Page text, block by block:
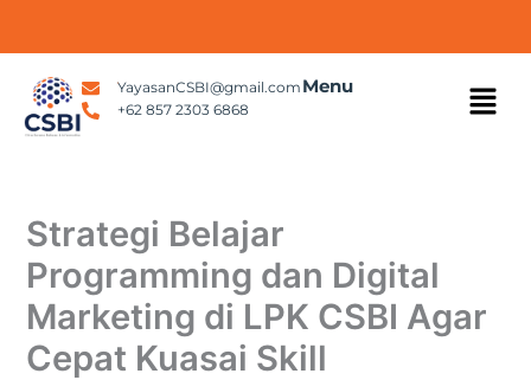
YayasanCSBI@gmail.com
+62 857 2303 6868
Menu Menu
Strategi Belajar
Programming dan Digital
Marketing di LPK CSBI Agar
Cepat Kuasai Skill